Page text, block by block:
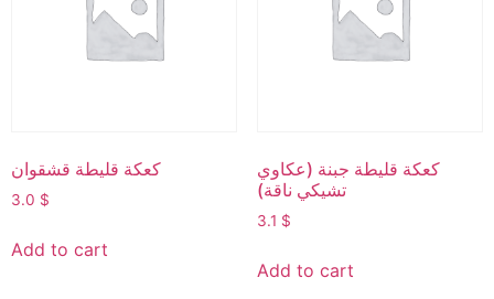
كعكة قليطة قشقوان
3.0 $
Add to cart
كعكة قليطة جبنة (عكاوي
تشيكي ناقة)
3.1 $
Add to cart